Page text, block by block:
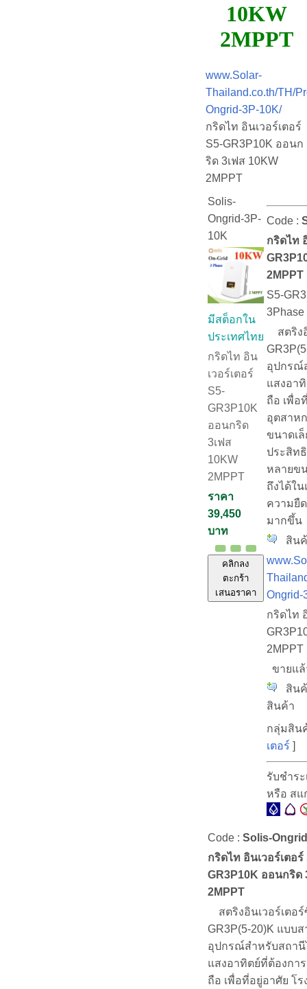
10KW
2MPPT
www.Solar-
Thailand.co.th/TH/
Ongrid-3P-10K/
กริดไท อินเวอร์เตอร์
S5-GR3P10K ออนก
ริด 3เฟส 10KW
2MPPT
Solis-
Ongrid-3P-
10K
มีสต็อกใน
ประเทศไทย
กริดไท อิน
เวอร์เตอร์
S5-
GR3P10K
ออนกริด
3เฟส
10KW
2MPPT
ราคา
39,450
บาท
คลิกลง
ตะกร้า
เสนอราคา
Code :
กริดไท
2MPPT
S5-
3Phase
สตริง
อุปกรณ์
แสงอา
ถือ เพื่อ
อุตสาห
ขนาดเ
ประสิท
หลายข
ถึงได้ใ
ความยื
มากขึ้น
สินค้
Ongrid-
กริดไท
2MPPT
ขายแ
สินค้
สินค้า
กลุ่มสิน
เตอร์ ]
รับชำร
หรือ สแ
Code : Solis-
กริดไท อินเวอร์เตอร์
GR3P10K ออนกริด
2MPPT
สตริงอินเวอร์เตอร์
GR3P(5-20)K แบบส
อุปกรณ์สำหรับสถานี
แสงอาทิตย์ที่ต้องกา
ถือ เพื่อที่อยู่อาศัย โร